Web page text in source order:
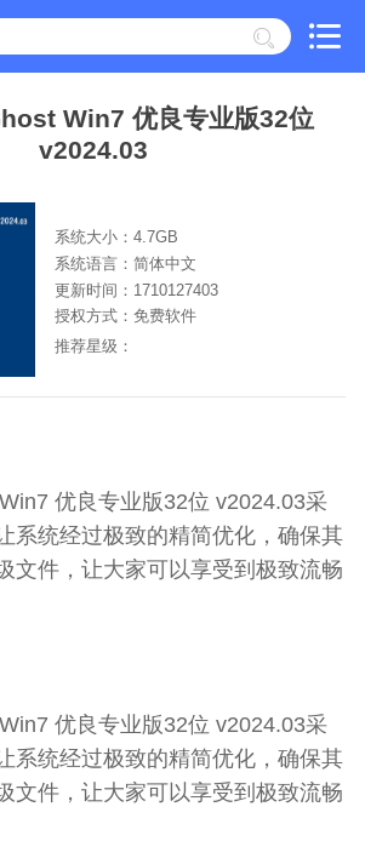
Win7 优良专业版32位
v2024.03
系统大小：4.7GB
系统语言：简体中文
更新时间：1710127403
授权方式：免费软件
推荐星级：
优良专业版32位 v2024.03采
系统经过极致的精简优化，确保其
文件，让大家可以享受到极致流畅
优良专业版32位 v2024.03采
系统经过极致的精简优化，确保其
文件，让大家可以享受到极致流畅